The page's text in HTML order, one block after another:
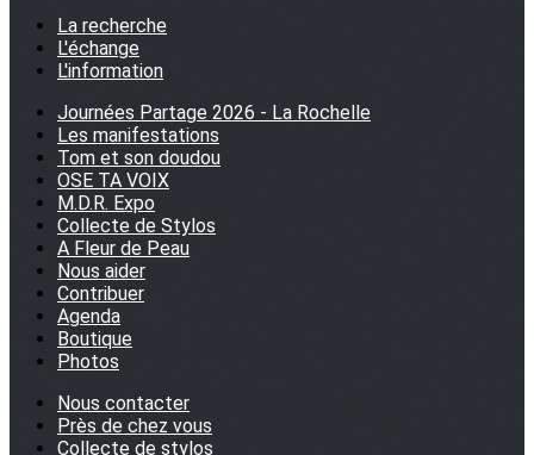
La recherche
L'échange
L'information
Journées Partage 2026 - La Rochelle
Les manifestations
Tom et son doudou
OSE TA VOIX
M.D.R. Expo
Collecte de Stylos
A Fleur de Peau
Nous aider
Contribuer
Agenda
Boutique
Photos
Nous contacter
Près de chez vous
Collecte de stylos